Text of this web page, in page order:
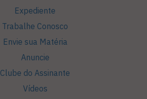
Expediente
Trabalhe Conosco
Envie sua Matéria
Anuncie
Clube do Assinante
Vídeos